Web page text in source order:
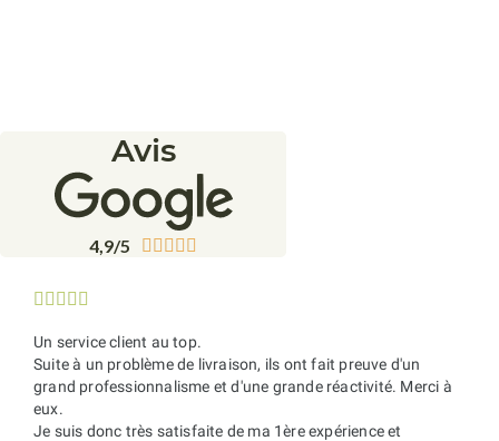
Avis
4,9/5     
    
Un service client au top.
Suite à un problème de livraison, ils ont fait preuve d'un
grand professionnalisme et d'une grande réactivité. Merci à
eux.
Je suis donc très satisfaite de ma 1ère expérience et